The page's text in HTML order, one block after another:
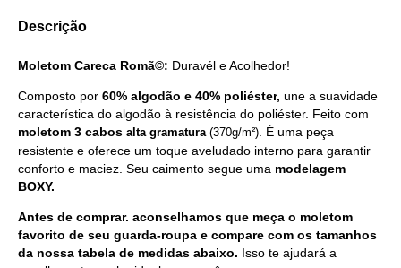
Descrição
Moletom Careca Romã©: Duravél e Acolhedor!
Composto por 60% algodão e 40% poliéster, une a suavidade
característica do algodão à resistência do poliéster. Feito com
moletom 3 cabos alta gramatura (370g/m²) É uma peça
resistente e oferece um toque aveludado interno para garantir
conforto e maciez. Seu caimento segue uma modelagem
BOXY.
Antes de comprar. aconselhamos que meça o moletom
favorito de seu guarda-roupa e compare com os tamanhos
da nossa tabela de medidas abaixo. Isso te ajudará a